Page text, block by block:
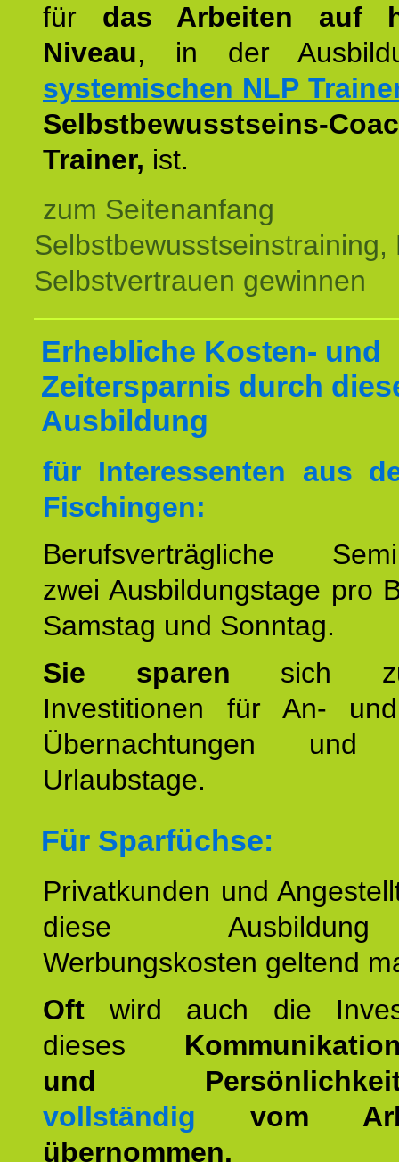
für das Arbeiten auf
Niveau, in der
systemischen NLP
Selbstbewusstseins-
Trainer, ist.
zum Seitenanfang
Selbstbewusstseinstraining,
Selbstvertrauen gewinnen
Erhebliche Kosten- und
Zeitersparnis durch
Ausbildung
für Interessenten aus
Fischingen:
Berufsverträgliche
zwei Ausbildungstage pro
Samstag und Sonntag.
Sie sparen sich
Investitionen für An-
Übernachtungen und
Urlaubstage.
Für Sparfüchse:
Privatkunden und
diese
Werbungskosten geltend
Oft wird auch die
dieses
und
vollständig vom
übernommen.